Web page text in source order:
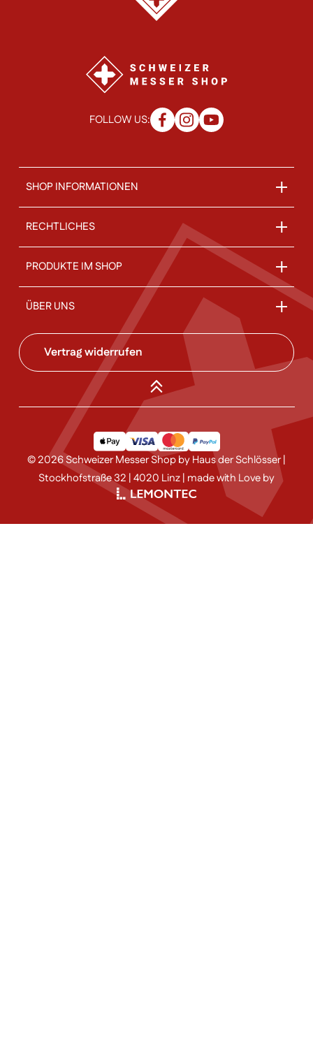
FOLLOW US:
SHOP INFORMATIONEN
RECHTLICHES
PRODUKTE IM SHOP
ÜBER UNS
Vertrag widerrufen
© 2026 Schweizer Messer Shop by Haus der Schlösser |
Stockhofstraße 32 | 4020 Linz | made with Love by